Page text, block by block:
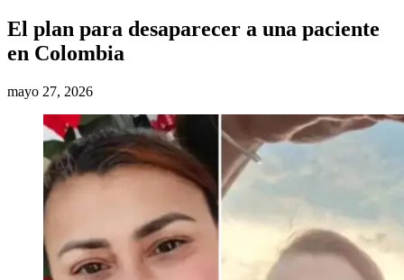
El plan para desaparecer a una paciente
en Colombia
mayo 27, 2026